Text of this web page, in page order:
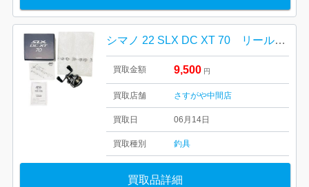
シマノ 22 SLX DC XT 70 リール 釣り具
買取金額 9,500 円
買取店舗 さすがや中間店
買取日 06月14日
買取種別 釣具
買取品詳細